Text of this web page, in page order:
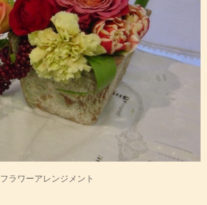
フラワーアレンジメント